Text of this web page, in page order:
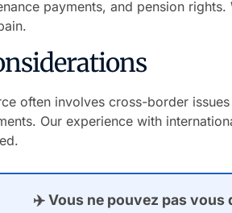
payments, and pension
often involves cross-border
Our experience with
✈️ Vous ne pouvez pas vous